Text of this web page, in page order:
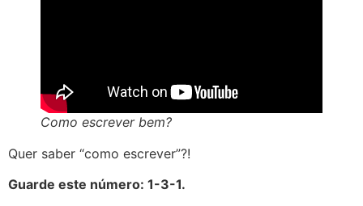
Como escrever bem?
Quer saber “como escrever”?!
Guarde este número: 1-3-1.